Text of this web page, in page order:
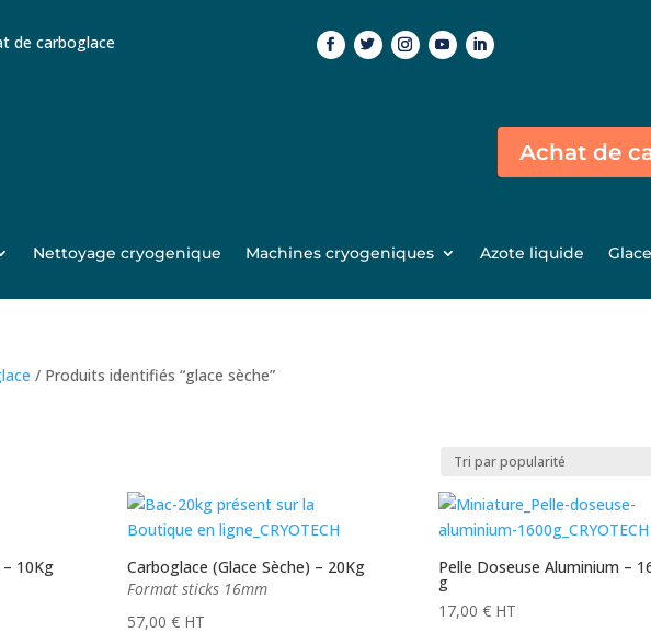
de carboglace
Achat de
Nettoyage cryogenique Machines cryogeniques Azote liquide
/ Produits identifiés “glace sèche”
– 10Kg
Carboglace (Glace Sèche) – 20Kg
Format sticks 16mm
57,00 € HT
Pelle Doseuse Aluminium –
g
17,00 € HT